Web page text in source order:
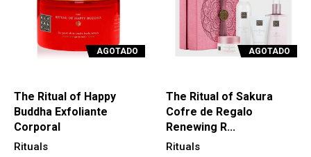
AGOTADO
The Ritual of Happy
Buddha Exfoliante
Corporal
Rituals
AGOTADO
The Ritual of Sakura
Cofre de Regalo
Renewing R...
Rituals